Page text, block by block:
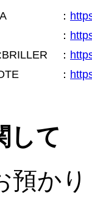
：
：
：
：
して
預か